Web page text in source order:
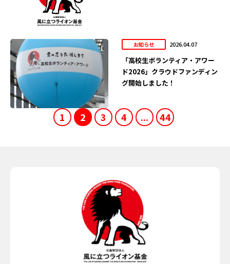
お知らせ 2026.04.07
「高校生ボランティア・アワー
ド2026」クラウドファンディン
グ開始しました！
1 2 3 4 ... 44